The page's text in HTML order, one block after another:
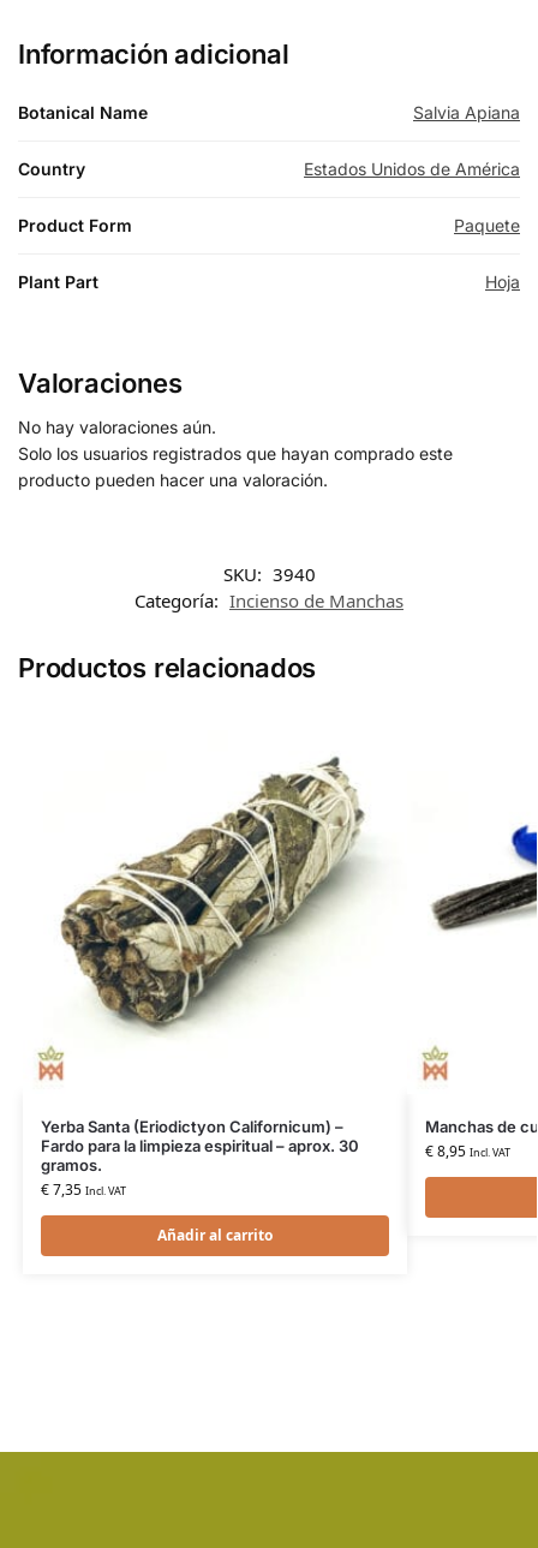
Información adicional
Botanical Name Salvia Apiana
Country Estados Unidos de América
Product Form Paquete
Plant Part Hoja
Valoraciones
No hay valoraciones aún.
Solo los usuarios registrados que hayan comprado este
producto pueden hacer una valoración.
SKU: 3940
Categoría: Incienso de Manchas
Productos relacionados
Yerba Santa (Eriodictyon Californicum) –
Fardo para la limpieza espiritual – aprox. 30
gramos.
€7,35 Incl. VAT
Añadir al carrito
Manchas de
€8,95 Incl. VAT